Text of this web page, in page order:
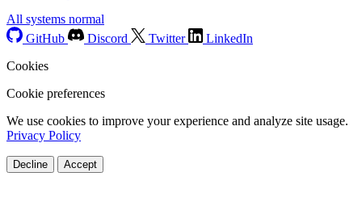
All systems normal
GitHub
Discord Twitter
LinkedIn
Cookies
Cookie preferences
We use cookies to improve your experience and analyze site usage.
Privacy Policy
Decline Accept